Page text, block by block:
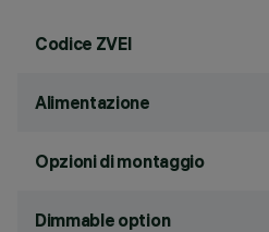
Codice ZVEI
Alimentazione
Opzioni di montaggio
Dimmable option